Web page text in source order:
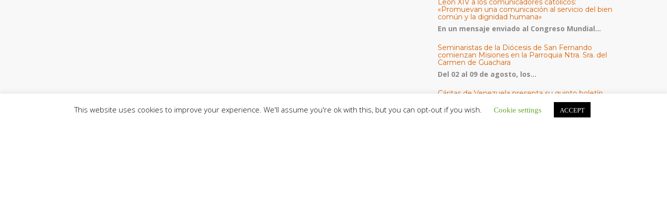
León XIV a los comunicadores católicos:
«Promuevan una comunicación al servicio del bien
común y la dignidad humana»
En un mensaje enviado al Congreso Mundial...
Seminaristas de la Diócesis de San Fernando
comienzan Misiones en la Parroquia Ntra. Sra. del
Carmen de Guachara
Del 02 al 09 de agosto, los...
Cáritas de Venezuela presenta su quinto boletín
sobre la atención a familias tras los terremotos
Cáritas de Venezuela publicó este martes 4...
This website uses cookies to improve your experience. We'll assume you're ok with this, but you can opt-out if you wish. Cookie settings ACCEPT